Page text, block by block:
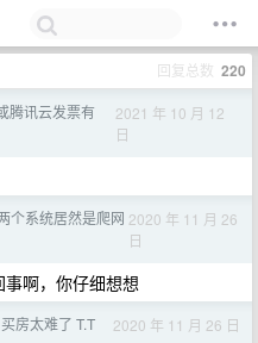
回复总数 220
腾讯云发票有
2021 年 10 月 12
日
个系统居然是爬网 2020 年 11 月 26
日
啊，你仔细想想
房太难了 T.T 2020 年 11 月 26 日